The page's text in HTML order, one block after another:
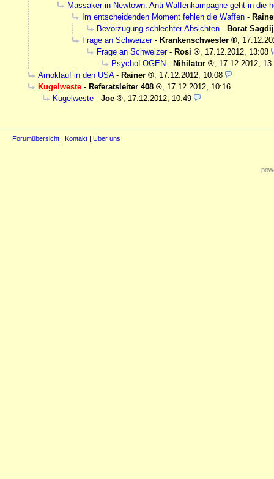
Massaker in Newtown: Anti-Waffenkampagne geht in die
Im entscheidenden Moment fehlen die Waffen -
Bevorzugung schlechter Absichten - Borat
Frage an Schweizer- Krankenschwester ,
Frage an Schweizer- Rosi , 17.12.2012, 13:08
PsychoLOGEN - Nihilator , 17.12.2012,
Amoklauf in den USA- Rainer , 17.12.2012, 10:08
Kugelweste - Referatsleiter 408 , 17.12.2012, 10:16
Kugelweste - Joe , 17.12.2012, 10:49
Forumübersicht | Kontakt | Über uns